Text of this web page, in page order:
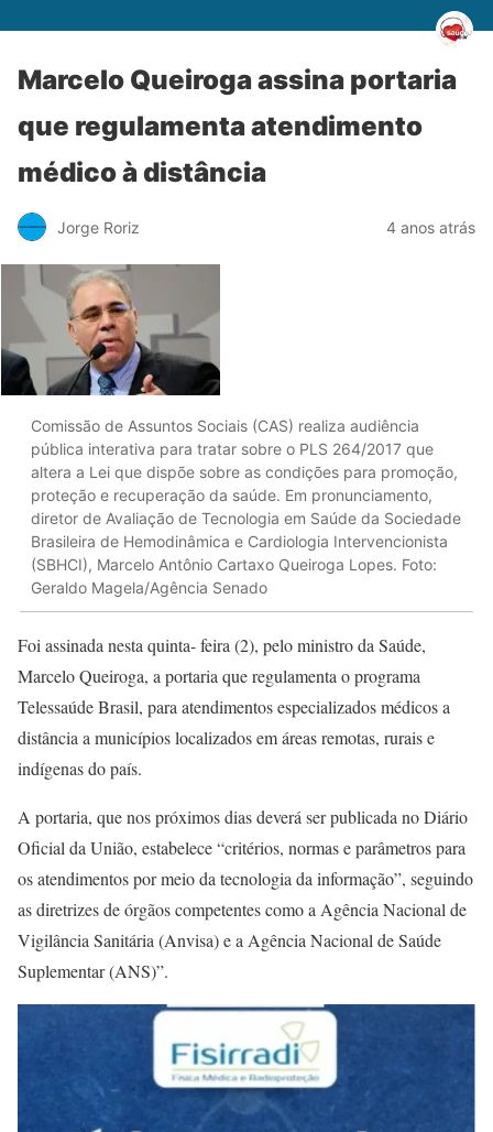
Marcelo Queiroga assina portaria
que regulamenta atendimento
médico à distância
Jorge Roriz 4 anos atrás
Comissão de Assuntos Sociais (CAS) realiza audiência
pública interativa para tratar sobre o PLS 264/2017 que
altera a Lei que dispõe sobre as condições para promoção,
proteção e recuperação da saúde. Em pronunciamento,
diretor de Avaliação de Tecnologia em Saúde da Sociedade
Brasileira de Hemodinâmica e Cardiologia Intervencionista
(SBHCI), Marcelo Antônio Cartaxo Queiroga Lopes. Foto:
Geraldo Magela/Agência Senado
Foi assinada nesta quinta- feira (2), pelo ministro da Saúde,
Marcelo Queiroga, a portaria que regulamenta o programa
Telessaúde Brasil, para atendimentos especializados médicos a
distância a municípios localizados em áreas remotas, rurais e
indígenas do país.
A portaria, que nos próximos dias deverá ser publicada no Diário
Oficial da União, estabelece “critérios, normas e parâmetros para
os atendimentos por meio da tecnologia da informação”, seguindo
as diretrizes de órgãos competentes como a Agência Nacional de
Vigilância Sanitária (Anvisa) e a Agência Nacional de Saúde
Suplementar (ANS)”.